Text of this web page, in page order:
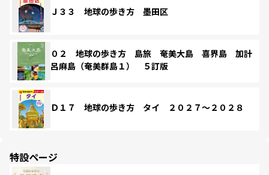
Ｊ３３ 地球の歩き方 墨田区
０２ 地球の歩き方 島旅 奄美大島 喜界島 加計
呂麻島（奄美群島１） ５訂版
Ｄ１７ 地球の歩き方 タイ ２０２７～２０２８
特設ページ